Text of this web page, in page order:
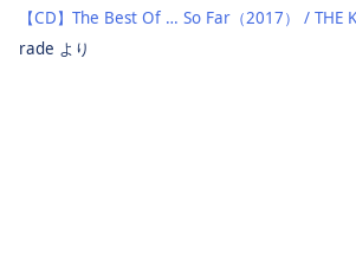
【CD】The Best Of … So Far（2017） / THE
rade より